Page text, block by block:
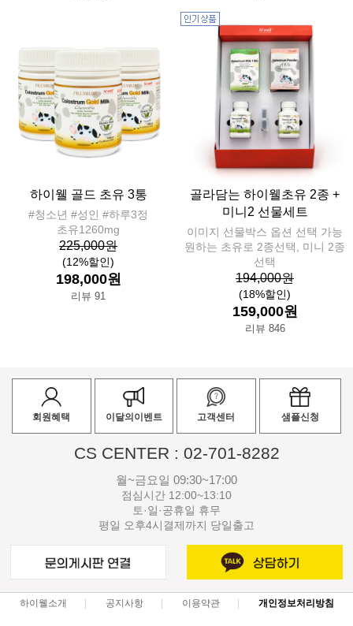
하이웰 골드 초유 3통
#청소년 #성인 #하루3정
초유1260mg
225,000원
(12%할인)
198,000원
리뷰 91
골라담는 하이웰초유 2종 +
미니2 선물세트
이미지 선물박스 옵션 선택 가능
원하는 초유로 2종선택, 미니 2종
선택
194,000원
(18%할인)
159,000원
리뷰 846
회원혜택 이달의이벤트 고객센터 샘플신청
CS CENTER : 02-701-8282
월~금요일 09:30~17:00
점심시간 12:00~13:10
토·일·공휴일 휴무
평일 오후4시결제까지 당일출고
하이웰소개 공지사항 이용약관 개인정보처리방침